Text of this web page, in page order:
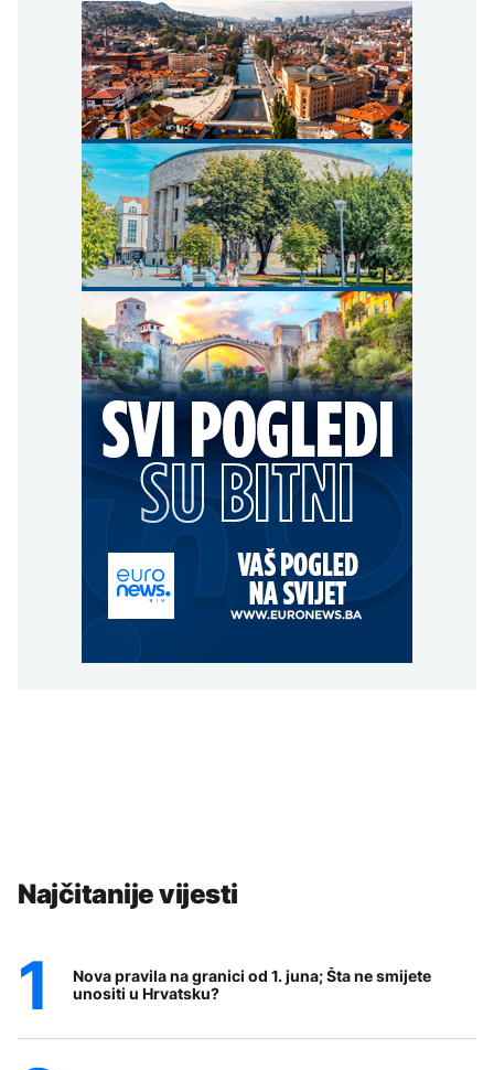
Najčitanije vijesti
Nova pravila na granici od 1. juna; Šta ne smijete
unositi u Hrvatsku?